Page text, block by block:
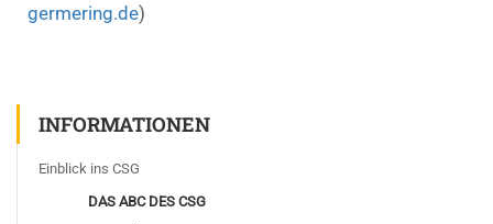
germering.de)
INFORMATIONEN
Einblick ins CSG
DAS ABC DES CSG